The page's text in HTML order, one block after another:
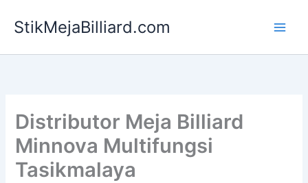
StikMejaBilliard.com
Distributor Meja Billiard
Minnova Multifungsi
Tasikmalaya